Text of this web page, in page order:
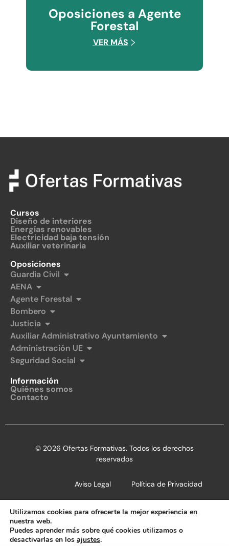
Oposiciones a Agente
Forestal
VER MÁS
Cursos
Diseño de interiores
Energías renovables
Electricidad baja tensión
Auxiliar veterinaria
Oposiciones
Guardia Civil
AENA
Agente Forestal
Bombero
Justicia
Auxiliar Administrativo Ayuntamiento
Administración UE
Seguridad Social
Información
Quiénes somos
Contacto
© 2026 Ofertas Formativas. Todos los derechos
reservados
Aviso Legal Política de Privacidad
Política de Cookies
Utilizamos cookies para ofrecerte la mejor experiencia en
nuestra web.
Puedes aprender más sobre qué cookies utilizamos o
desactivarlas en los ajustes.